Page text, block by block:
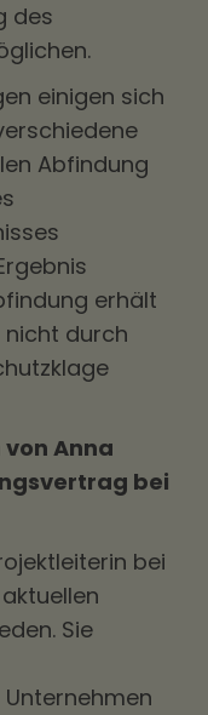
des
einigen sich
Abfindung
erhält
nicht durch
Anna
bei
bei
Sie